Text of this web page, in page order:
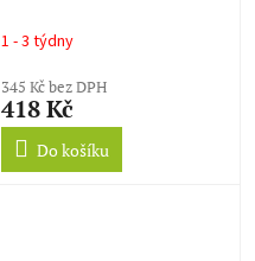
Purple Vinyl) (LP)
1 - 3 týdny
345 Kč bez DPH
418 Kč
Do košíku